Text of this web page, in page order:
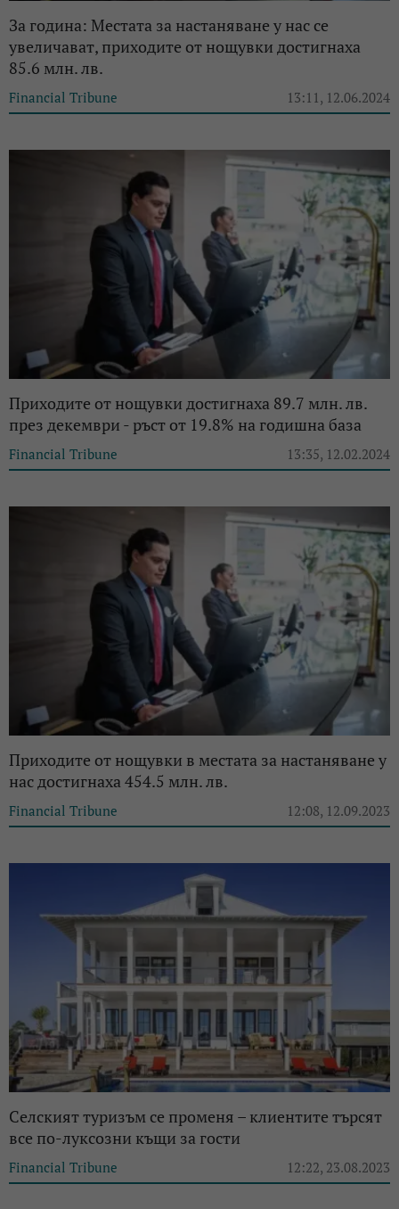
За година: Местата за настаняване у нас се
увеличават, приходите от нощувки достигнаха
85.6 млн. лв.
Financial Tribune 13:11, 12.06.2024
Приходите от нощувки достигнаха 89.7 млн. лв.
през декември - ръст от 19.8% на годишна база
Financial Tribune 13:35, 12.02.2024
Приходите от нощувки в местата за настаняване у
нас достигнаха 454.5 млн. лв.
Financial Tribune 12:08, 12.09.2023
Селският туризъм се променя – клиентите търсят
все по-луксозни къщи за гости
Financial Tribune 12:22, 23.08.2023